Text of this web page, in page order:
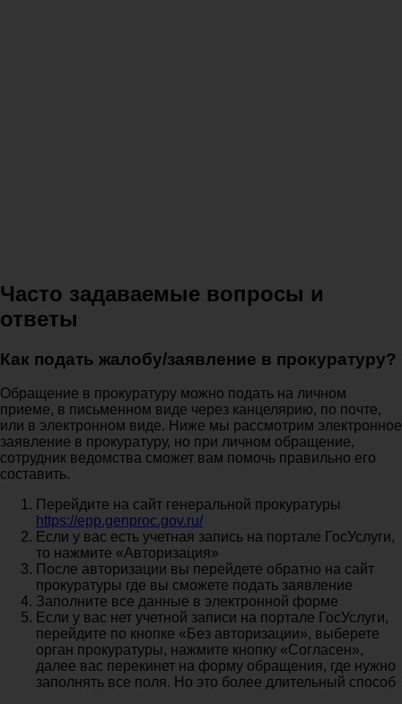
Часто задаваемые вопросы и
ответы
Как подать жалобу/заявление в прокуратуру?
Обращение в прокуратуру можно подать на личном
приеме, в письменном виде через канцелярию, по почте,
или в электронном виде. Ниже мы рассмотрим электронное
заявление в прокуратуру, но при личном обращение,
сотрудник ведомства сможет вам помочь правильно его
составить.
Перейдите на сайт генеральной прокуратуры
https://epp.genproc.gov.ru/
Если у вас есть учетная запись на портале ГосУслуги,
то нажмите «Авторизация»
После авторизации вы перейдете обратно на сайт
прокуратуры где вы сможете подать заявление
Заполните все данные в электронной форме
Если у вас нет учетной записи на портале ГосУслуги,
перейдите по кнопке «Без авторизации», выберете
орган прокуратуры, нажмите кнопку «Согласен»,
далее вас перекинет на форму обращения, где нужно
заполнять все поля. Но это более длительный способ